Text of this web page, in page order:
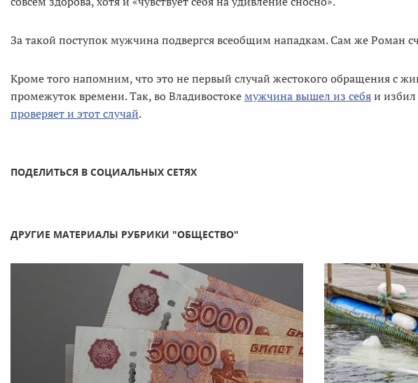
За такой поступок мужчина подвергся всеобщим нападкам. Сам же Роман
Кроме того напомним, что это не первый случай жестокого обращения с
промежуток времени. Так, во Владивостокемужчина вышел из себяи
проверяет и этот случай.
ПОДЕЛИТЬСЯ В СОЦИАЛЬНЫХ СЕТЯХ
ДРУГИЕ МАТЕРИАЛЫ РУБРИКИ "ОБЩЕСТВО"